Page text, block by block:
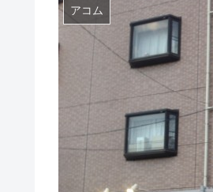
アコム